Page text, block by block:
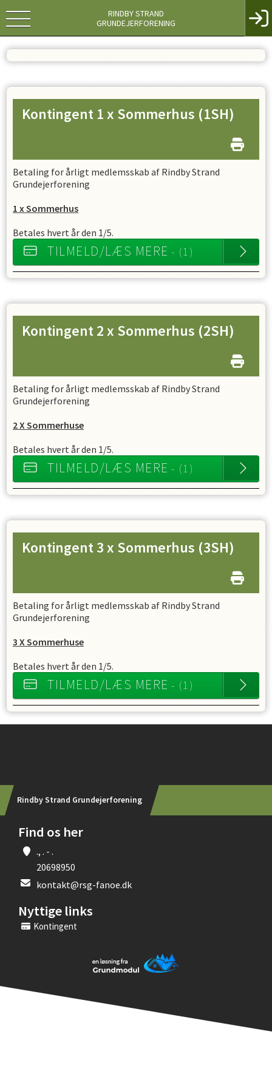
RINDBY STRAND
GRUNDEJERFORENING
Kontingent 1 x Sommerhus (1SH)
Betaling for årligt medlemsskab af Rindby Strand
Grundejerforening
1 x Sommerhus
Betales hvert år den 1/5.
TILMELD/LÆS MERE - (1)
Kontingent 2 x Sommerhus (2SH)
Betaling for årligt medlemsskab af Rindby Strand
Grundejerforening
2 X Sommerhuse
Betales hvert år den 1/5.
TILMELD/LÆS MERE - (1)
Kontingent 3 x Sommerhus (3SH)
Betaling for årligt medlemsskab af Rindby Strand
Grundejerforening
3 X Sommerhuse
Betales hvert år den 1/5.
TILMELD/LÆS MERE - (1)
Rindby Strand Grundejerforening
Find os her
., . - .
20698950
kontakt@rsg-fanoe.dk
Nyttige links
Kontingent